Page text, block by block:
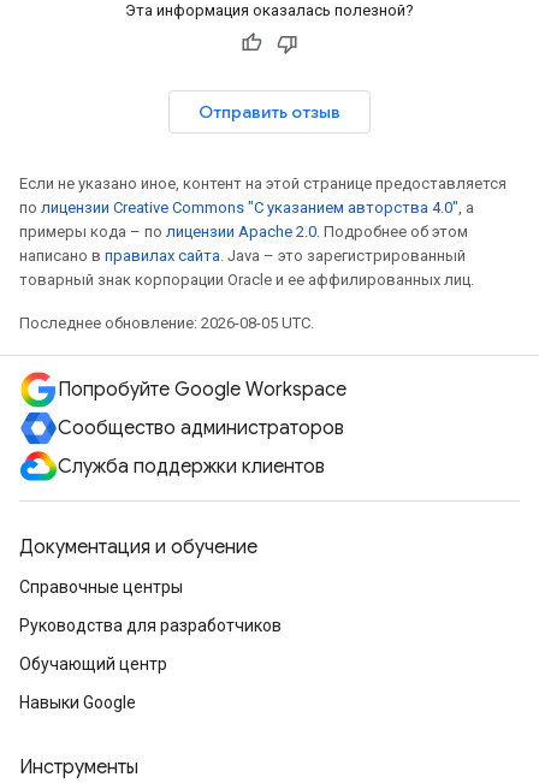
Эта информация оказалась полезной?
Отправить отзыв
Если не указано иное, контент на этой странице предоставляется
по лицензии Creative Commons "С указанием авторства 4.0", а
примеры кода – по лицензии Apache 2.0. Подробнее об этом
написано в правилах сайта. Java – это зарегистрированный
товарный знак корпорации Oracle и ее аффилированных лиц.
Последнее обновление: 2026-08-05 UTC.
Попробуйте Google Workspace
Сообщество администраторов
Служба поддержки клиентов
Документация и обучение
Справочные центры
Руководства для разработчиков
Обучающий центр
Навыки Google
Инструменты